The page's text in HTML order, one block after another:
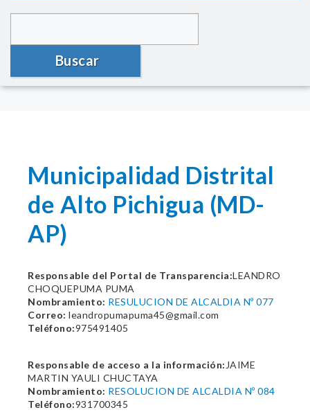
Buscar
Municipalidad Distrital
de Alto Pichigua (MD-
AP)
Responsable del Portal de Transparencia:LEANDRO
CHOQUEPUMA PUMA
Nombramiento: RESULUCION DE ALCALDIA Nº 077
Correo: leandropumapuma45@gmail.com
Teléfono:975491405
Responsable de acceso a la información: JAIME
MARTIN YAULI CHUCTAYA
Nombramiento: RESOLUCION DE ALCALDIA Nº 084
Teléfono:931700345